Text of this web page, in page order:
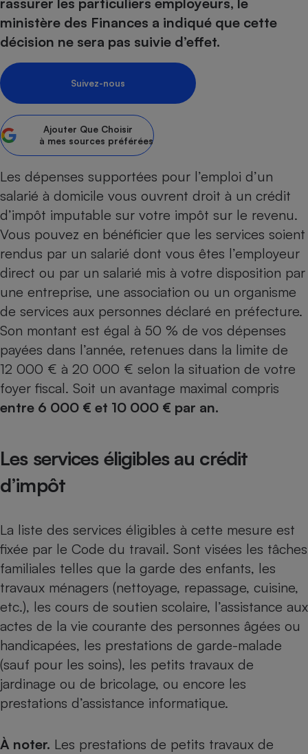
ministère des Finances a indiqué que cette
décision ne sera pas suivie d’effet.
Suivez-nous
Ajouter Que Choisir
à mes sources préférées
Les dépenses supportées pour l’emploi d’un
salarié à domicile vous ouvrent droit à un crédit
d’impôt imputable sur votre impôt sur le revenu.
Vous pouvez en bénéficier que les services soient
rendus par un salarié dont vous êtes l’employeur
direct ou par un salarié mis à votre disposition par
une entreprise, une association ou un organisme
de services aux personnes déclaré en préfecture.
Son montant est égal à 50 % de vos dépenses
payées dans l’année, retenues dans la limite de
12 000 € à 20 000 € selon la situation de votre
foyer fiscal. Soit un avantage maximal compris
entre 6 000 € et 10 000 € par an.
Les services éligibles au crédit
d’impôt
La liste des services éligibles à cette mesure est
fixée par le Code du travail. Sont visées les tâches
familiales telles que la garde des enfants, les
travaux ménagers (nettoyage, repassage, cuisine,
etc.), les cours de soutien scolaire, l’assistance aux
actes de la vie courante des personnes âgées ou
handicapées, les prestations de garde-malade
(sauf pour les soins), les petits travaux de
jardinage ou de bricolage, ou encore les
prestations d’assistance informatique.
À noter. Les prestations de petits travaux de
Sécurité - Hygiène
Supermarché - Drive
Complément
alimentaire
Assurance
Banque - Crédit
Mutuelle
Assurance emprunteur
Circulation routière
Contrôle technique -
Moto
Comparateur auto
Supermarché - Drive
Comparatif
Comparatif plaque à
Comparatif aspirateur
Comparatif cafetière
Comparatif robot cuiseur
Comparatif centrale
Gros électroménager
Petit électroménager -
Plaque de cuisson à
induction
Comparatif casque audio
Comparatif barre de son
Comparatif tablette
Image et son
Informatique
Internet
Téléphonie
Téléphone mobile -
Smartphone
Crédit immobilier
Comparatif tondeuse
Comparatif poêle à
Aménagement
Bricolage - Jardinage
Chauffage
Produit d'entretien
Sécurité domestique
Radiateur électrique
Système de santé -
Mutuelle
Retraite
Choisir son fioul
Choisir son pellet
Comparateur assurance emprunteur
Tous les comparateurs
Toutes les cartes interactives
Speedtest - Testez le débit de votre
connexion Internet